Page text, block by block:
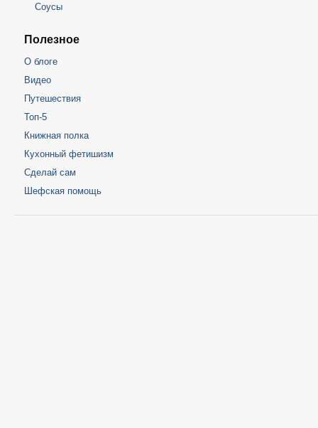
Соусы
Полезное
О блоге
Видео
Путешествия
Топ-5
Книжная полка
Кухонный фетишизм
Сделай сам
Шефская помощь